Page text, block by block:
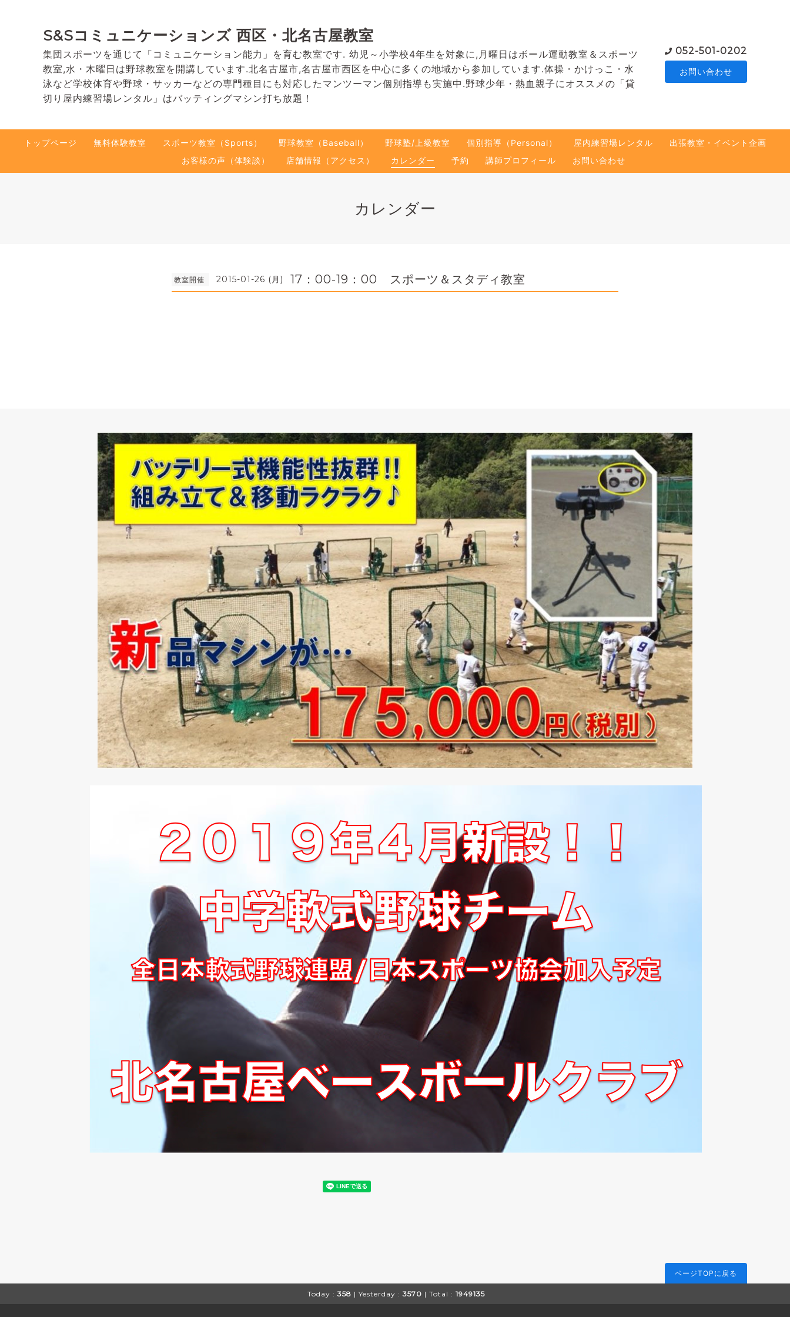
S&Sコミュニケーションズ 西区・北名古屋教室
集団スポーツを通じて「コミュニケーション能力」を育む教室です. 幼児～小学校4年生を対象に,月曜日はボール運動教室＆スポーツ
教室,水・木曜日は野球教室を開講しています.北名古屋市,名古屋市西区を中心に多くの地域から参加しています.体操・かけっこ・水
泳など学校体育や野球・サッカーなどの専門種目にも対応したマンツーマン個別指導も実施中.野球少年・熱血親子にオススメの「貸
切り屋内練習場レンタル」はバッティングマシン打ち放題！
052-501-0202
お問い合わせ
トップページ 無料体験教室 スポーツ教室（Sports） 野球教室（Baseball） 野球塾/上級教室 個別指導（Personal） 屋内練習場レンタル
出張教室・イベント企画
お客様の声（体験談）
店舗情報（アクセス） カレンダー 予約 講師プロフィール お問い合わせ
カレンダー
教室開催 2015-01-26 (月) 17：00-19：00 スポーツ＆スタディ教室
ページTOPに戻る
Today : 358 | Yesterday : 3570 | Total : 1949135